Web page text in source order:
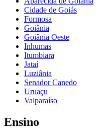
Cidade de Goiás
Formosa
Goiânia
Goiânia Oeste
Inhumas
Itumbiara
Jataí
Luziânia
Senador Canedo
Uruaçu
Valparaíso
Ensino